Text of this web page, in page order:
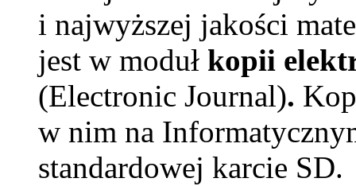
i najwyższej jakości
jest w moduł kopii
(Electronic Journal).
w nim na
standardowej karcie SD.